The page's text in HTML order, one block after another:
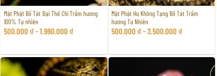
Mặt Phật Bồ Tát Đại Thế Chí Trầm hương
100% Tự nhiên
500.000 ₫ –1.990.000 ₫
Mặt Phật Hư Không Tạng Bồ Tát Trầm
hương Tự Nhiên
500.000 ₫ –3.500.000 ₫